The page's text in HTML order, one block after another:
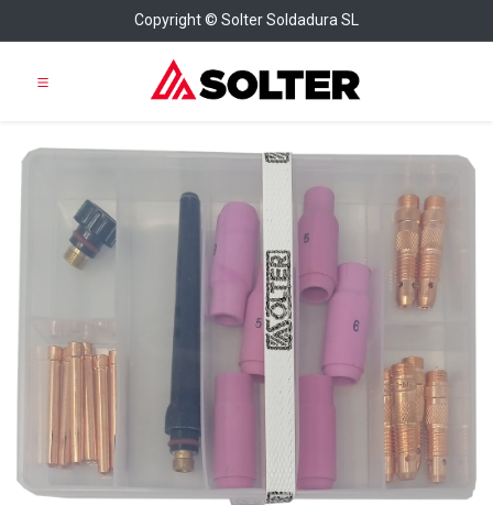
Copyright © Solter Soldadura SL